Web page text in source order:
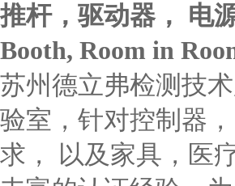
推杆，驱动器， 电
Booth, Room in
苏州德立弗检测技
验室，针对控制器
求， 以及家具，医